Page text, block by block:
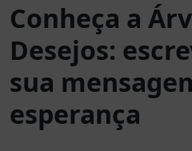
Conheça a
Desejos:
sua
esperança